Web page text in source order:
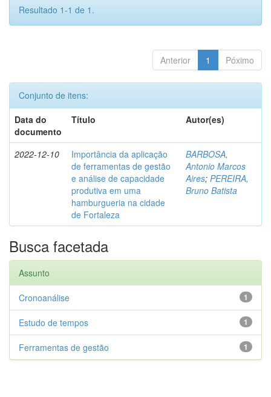
Resultado 1-1 de 1.
Anterior 1 Póximo
Conjunto de itens:
Data do
documento
Título Autor(es)
2022-12-10
Importância da aplicação
de ferramentas de gestão
e análise de capacidade
produtiva em uma
hamburgueria na cidade
de Fortaleza
BARBOSA,
Antonio Marcos
Aires; PEREIRA,
Bruno Batista
Busca facetada
Assunto
1
Cronoanálise
1
Estudo de tempos
1
Ferramentas de gestão